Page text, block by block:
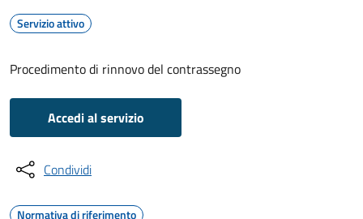
Servizio attivo
Procedimento di rinnovo del contrassegno
Accedi al servizio
Condividi
Normativa di riferimento